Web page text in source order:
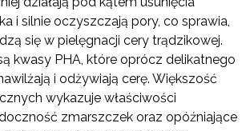
i silnie oczyszczają pory, co sprawia,
się w pielęgnacji cery trądzikowej.
kwasy PHA, które oprócz delikatnego
i odżywiają cerę. Większość
wykazuje właściwości
zmarszczek oraz opóźniające